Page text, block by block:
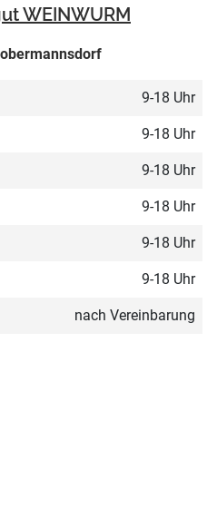
WEINWURM
9-18 Uhr
9-18 Uhr
9-18 Uhr
9-18 Uhr
9-18 Uhr
9-18 Uhr
nach Vereinbarung